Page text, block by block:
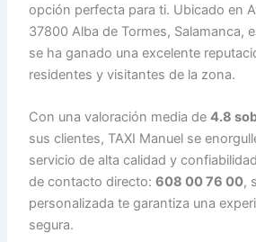
opción perfecta para ti. Ubicado en
37800 Alba de Tormes, Salamanca,
se ha ganado una excelente
residentes y visitantes de la zona.
Con una valoración media de4.8
sus clientes, TAXI Manuel se
servicio de alta calidad y
de contacto directo:608 00 76 00,
personalizada te garantiza una
segura.